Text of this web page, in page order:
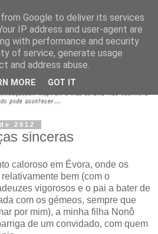
2012
sinceras
caloroso em Évora, onde os
bem (com o
vigorosos e o pai a bater de
com os gémeos, sempre que
por mim), a minha filha Nonô
de um convidado, com quem
Google to deliver its services
IP address and user-agent are
with performance and security
of service, generate usage
and address abuse.
MORE GOT IT